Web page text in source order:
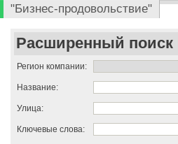
"Бизнес-продовольствие"
Расширенный поиск
Регион компании:
Название:
Улица:
Ключевые слова: